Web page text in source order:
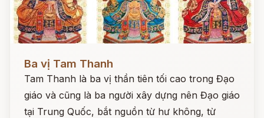
Ba vị Tam Thanh
Tam Thanh là ba vị thần tiên tối cao trong Đạo
giáo và cũng là ba người xây dựng nên Đạo giáo
tại Trung Quốc, bắt nguồn từ hư không, từ